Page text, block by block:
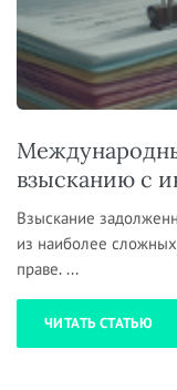
взысканию с
Взыскание
из наиболее
праве. ...
ЧИТАТЬ СТАТЬЮ